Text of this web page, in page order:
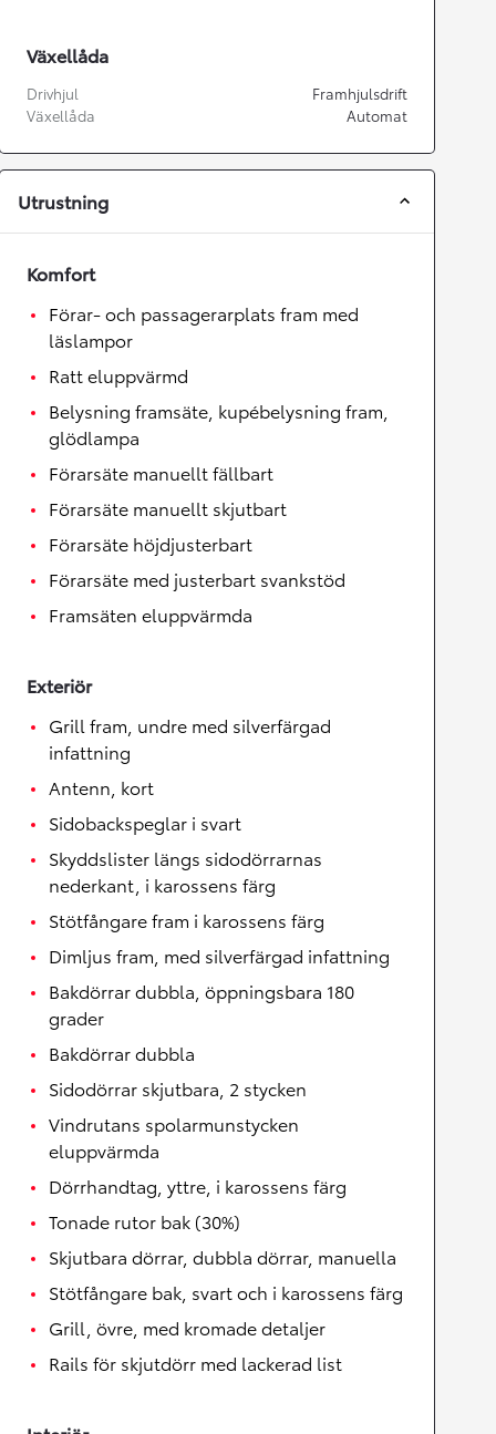
Växellåda
Drivhjul
Framhjulsdrift
Växellåda
Automat
Utrustning
Komfort
Förar- och passagerarplats fram med
läslampor
Ratt eluppvärmd
Belysning framsäte, kupébelysning fram,
glödlampa
Förarsäte manuellt fällbart
Förarsäte manuellt skjutbart
Förarsäte höjdjusterbart
Förarsäte med justerbart svankstöd
Framsäten eluppvärmda
Exteriör
Grill fram, undre med silverfärgad
infattning
Antenn, kort
Sidobackspeglar i svart
Skyddslister längs sidodörrarnas
nederkant, i karossens färg
Stötfångare fram i karossens färg
Dimljus fram, med silverfärgad infattning
Bakdörrar dubbla, öppningsbara 180
grader
Bakdörrar dubbla
Sidodörrar skjutbara, 2 stycken
Vindrutans spolarmunstycken
eluppvärmda
Dörrhandtag, yttre, i karossens färg
Tonade rutor bak (30%)
Skjutbara dörrar, dubbla dörrar, manuella
Stötfångare bak, svart och i karossens färg
Grill, övre, med kromade detaljer
Rails för skjutdörr med lackerad list